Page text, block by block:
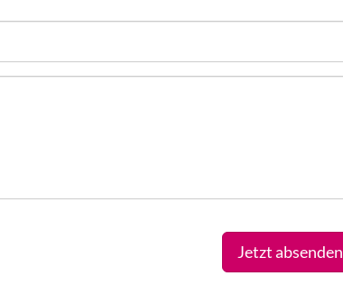
Jetzt absenden